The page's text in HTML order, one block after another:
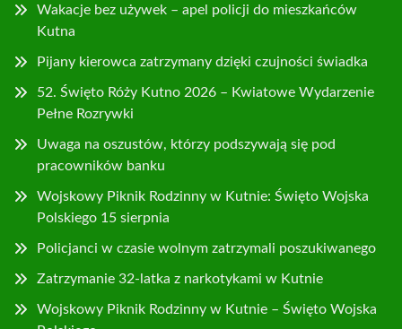
Wakacje bez używek – apel policji do mieszkańców
Kutna
Pijany kierowca zatrzymany dzięki czujności świadka
52. Święto Róży Kutno 2026 – Kwiatowe Wydarzenie
Pełne Rozrywki
Uwaga na oszustów, którzy podszywają się pod
pracowników banku
Wojskowy Piknik Rodzinny w Kutnie: Święto Wojska
Polskiego 15 sierpnia
Policjanci w czasie wolnym zatrzymali poszukiwanego
Zatrzymanie 32-latka z narkotykami w Kutnie
Wojskowy Piknik Rodzinny w Kutnie – Święto Wojska